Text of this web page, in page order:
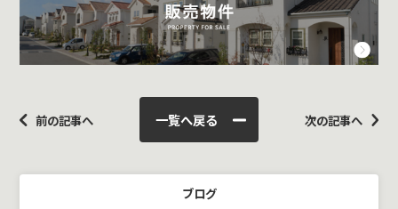
前の記事へ 一覧へ戻る 次の記事へ
ブログ